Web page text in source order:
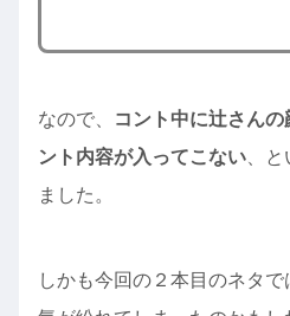
なので、
コント中に辻さん
ント内容が入ってこない 、
ました。
しかも今回の２本目のネタ